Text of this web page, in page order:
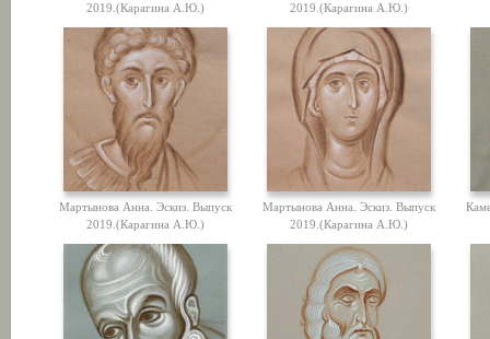
2019.(Карагина А.Ю.)
2019.(Карагина А.Ю.)
Мартынова Анна. Эскиз. Выпуск
2019.(Карагина А.Ю.)
Мартынова Анна. Эскиз. Выпуск
2019.(Карагина А.Ю.)